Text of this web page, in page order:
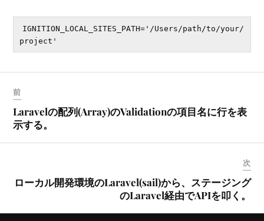
IGNITION_LOCAL_SITES_PATH='/Users/path/to/your/
前
Laravelの配列(Array)のValidationの項目名に行を表
示する。
次
ローカル開発環境のLaravel(sail)から、ステージング
のLaravel経由でAPIを叩く。